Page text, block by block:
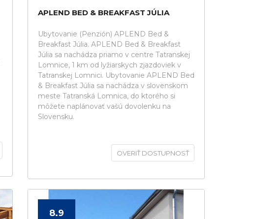
APLEND BED & BREAKFAST JÚLIA
Ubytovanie (Penzión) APLEND Bed &
Breakfast Júlia. APLEND Bed & Breakfast
Júlia sa nachádza priamo v centre Tatranskej
Lomnice, 1 km od lyžiarskych zjazdoviek v
Tatranskej Lomnici. Ubytovanie APLEND Bed
& Breakfast Júlia sa nachádza v slovenskom
meste Tatranská Lomnica, do ktorého si
môžete naplánovať vašú dovolenku na
Slovensku.
OVERIŤ DOSTUPNOSŤ
8.9